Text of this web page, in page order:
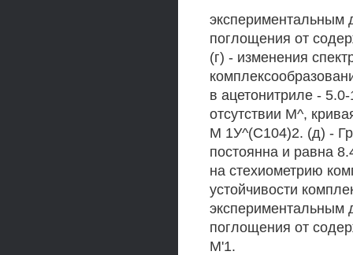
экспериментальным
поглощения от
(г) - изменения
в ацетонитриле -
отсутствии М^,
М 1У^(С104)2. (д) -
постоянна и равна
на стехиометрию
устойчивости
экспериментальным
поглощения от
М'1.